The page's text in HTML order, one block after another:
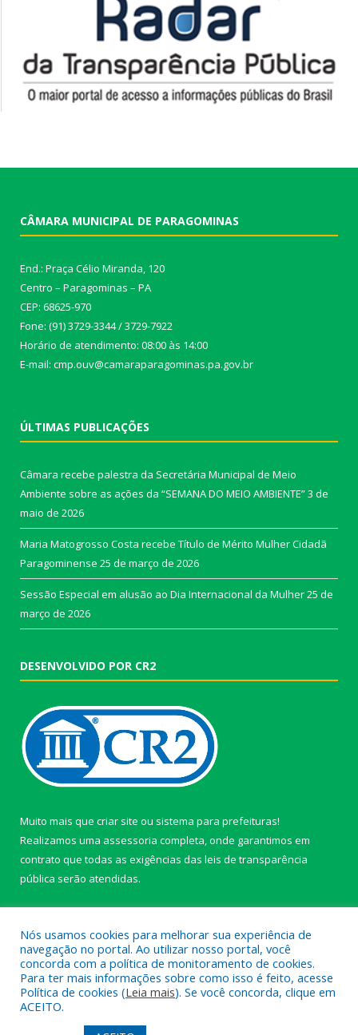
CÂMARA MUNICIPAL DE PARAGOMINAS
End.: Praça Célio Miranda, 120
Centro – Paragominas – PA
CEP: 68625-970
Fone: (91) 3729-3344 / 3729-7922
Horário de atendimento: 08:00 às 14:00
E-mail: cmp.ouv@camaraparagominas.pa.gov.br
ÚLTIMAS PUBLICAÇÕES
Câmara recebe palestra da Secretária Municipal de Meio
Ambiente sobre as ações da “SEMANA DO MEIO AMBIENTE”3 de
maio de 2026
Maria Matogrosso Costa recebe Título de Mérito Mulher Cidadã
Paragominense 25 de março de 2026
Sessão Especial em alusão ao Dia Internacional da Mulher25 de
março de 2026
DESENVOLVIDO POR CR2
Muito mais que criar site ou sistema para prefeituras!
Realizamos uma assessoria completa, onde garantimos em
contrato que todas as exigências das leis de transparência
pública serão atendidas.
Todos os direitos reservados a câmara de Paragominas.
Nós usamos cookies para melhorar sua experiência de
navegação no portal. Ao utilizar nosso portal, você
concorda com a política de monitoramento de cookies.
Para ter mais informações sobre como isso é feito, acesse
Política de cookies (Leia mais). Se você concorda, clique em
ACEITO.